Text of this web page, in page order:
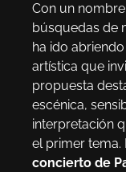
Con un
búsquedas de
ha ido
artística que
propuesta
escénica,
interpretación
el primer tema.
concierto de